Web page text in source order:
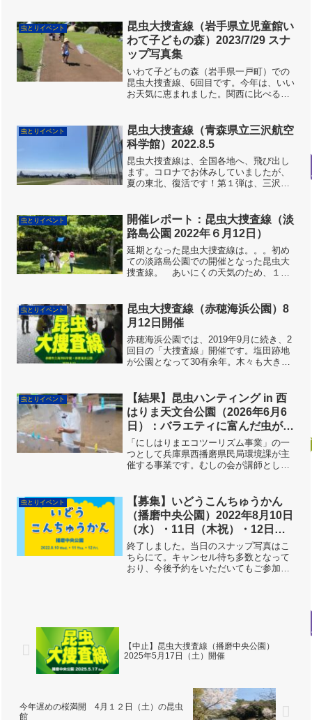
虫とりイベント
昆虫大捜査線（岩手県立児童館い
わて子どもの森）2023/7/29 スナ
ップ写真集
いわて子どもの森（岩手県一戸町）での
昆虫大捜査線、6回目です。今年は、いい
お天気に恵まれました。関西に比べると
です。虫あみをもった子どもたちが、
続々とやってきます。わ...
虫とりイベント
昆虫大捜査線（青森県立三沢航空
科学館）2022.8.5
昆虫大捜査線は、全国各地へ、飛び出し
ます。コロナでお休みしていましたが、
夏の東北、復活です！第１弾は、三沢航
行機にまつわる楽しく、マニアックな展
示があります。屋外の「...
虫とりイベント
開催レポート：昆虫大捜査線（淡
路島公園 2022年６月12日）
延期となった昆虫大捜査線は。。。初め
ての淡路島公園での開催となった昆虫大
捜査線。 あいにくの天気のため、１日
い快晴！ むしとり日和！さぁ、淡路島
公園の昆虫大捜査線スター...
虫とりイベント
昆虫大捜査線（赤穂海浜公園）8
月12日開催
赤穂海浜公園では、2019年9月に続き、2
回目の「大捜査線」開催です。塩田跡地
が公園となって30有余年。木々も大きく
てなかったのですが、やってみると、意
外や意外、楽しい...
虫とりイベント
【結果】昆虫ハンティング in 西
はりま天文台公園（2026年6月6
日）：バラエティに富んだ虫がい
ました
「にしはりまエコツーリズム事業」の一
つとして兵庫県西播磨県民局環境課が主
催する事業です。むしの会が講師として
後"伝説"となった「JR姫新線イベント列
車 むしむし号」...
虫とりイベント
【募集】いどうこんちゅうかん
（播磨中央公園）2022年8月10日
（水）・11日（木祝）・12日
（金）開催
終了しました。当日のスナップ写真はこ
ちらにて。キャンセル待ち多数となって
おり、今後予約をいただいてもご参加が
【中止】昆虫大捜査線（播磨中央公園）
2025年5月17日（土）開催
今年遅めの桜満開 4月１２日（土）の昆虫
館